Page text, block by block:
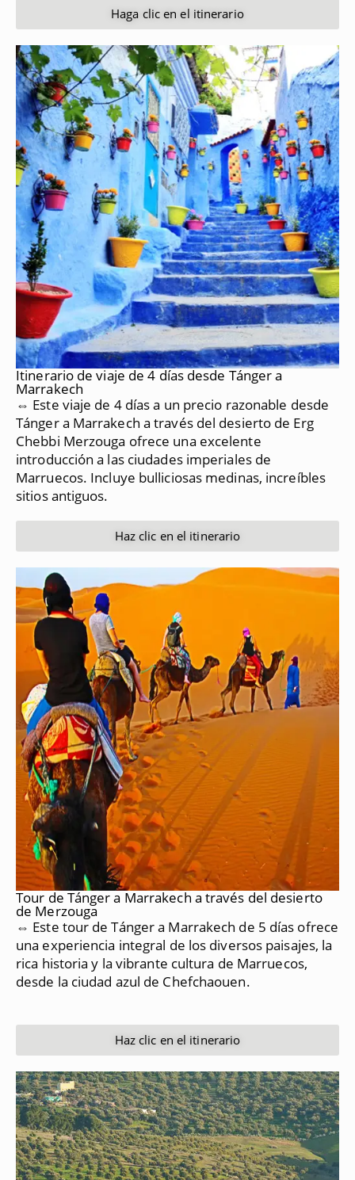
Haga clic en el itinerario
Itinerario de viaje de 4 días desde Tánger a
Marrakech
⇔ Este viaje de 4 días a un precio razonable desde
Tánger a Marrakech a través del desierto de Erg
Chebbi Merzouga ofrece una excelente
introducción a las ciudades imperiales de
Marruecos. Incluye bulliciosas medinas, increíbles
sitios antiguos.
Haz clic en el itinerario
Tour de Tánger a Marrakech a través del desierto
de Merzouga
⇔ Este tour de Tánger a Marrakech de 5 días ofrece
una experiencia integral de los diversos paisajes, la
rica historia y la vibrante cultura de Marruecos,
desde la ciudad azul de Chefchaouen.
Haz clic en el itinerario